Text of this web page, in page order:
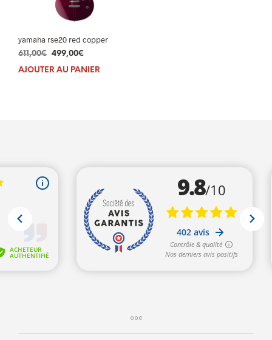
yamaha rse20 red copper
611,00€ Le
prix
499,00€
prix
AJOUTER AU PANIER